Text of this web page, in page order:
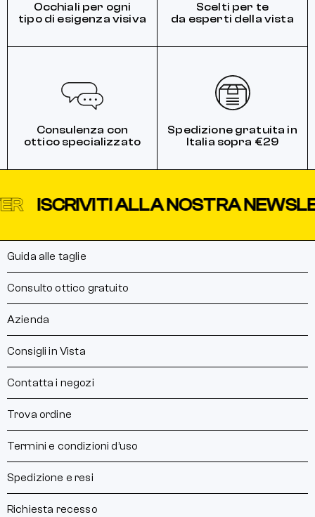
Occhiali per ogni
tipo di esigenza visiva
Scelti per te
da esperti della vista
Consulenza con
ottico specializzato
Spedizione gratuita in
Italia sopra €29
ISCRIVITI ALLA NOSTRA
Guida alle taglie
Consulto ottico gratuito
Azienda
Consigli in Vista
Contatta i negozi
Trova ordine
Termini e condizioni d’uso
Spedizione e resi
Richiesta recesso